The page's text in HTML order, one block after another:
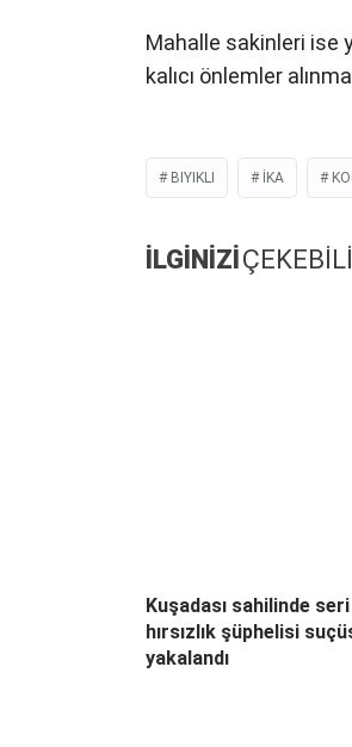
Mahalle sakinleri ise
kalıcı önlemler
BIYIKLI IKA
İLGİNİZİ
Kuşadası sahilinde seri
hırsızlık şüphelisi
yakalandı